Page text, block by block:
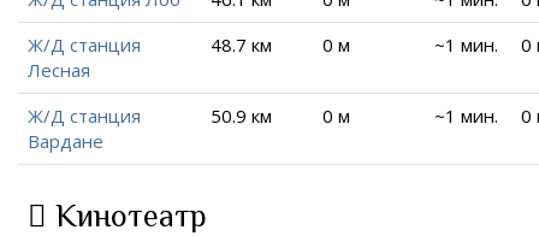
Ж/Д станция
Лесная
48.7 км 0 м ~1 мин. 0
Ж/Д станция
Вардане
50.9 км 0 м ~1 мин. 0
Кинотеатр